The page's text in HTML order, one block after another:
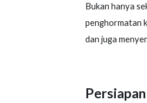
Bukan hanya
penghormatan
dan juga